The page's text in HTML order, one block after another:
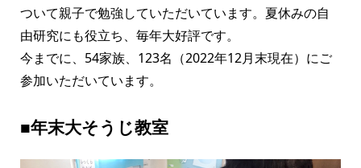
ついて親子で勉強していただいています。夏休みの自
由研究にも役立ち、毎年大好評です。
今までに、54家族、123名（2022年12月末現在）にご
参加いただいています。
■年末大そうじ教室